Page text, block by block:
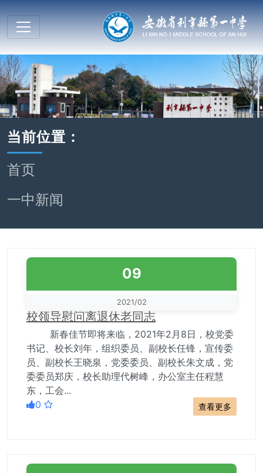
当前位置：
首页
一中新闻
09
2021/02
校领导慰问离退休老同志
新春佳节即将来临，2021年2月8日，校党委
书记、校长刘年，组织委员、副校长任锋，宣传委
员、副校长王晓泉，党委委员、副校长朱文成，党
委委员郑庆，校长助理代树峰，办公室主任程慧
东，工会...
0
查看更多